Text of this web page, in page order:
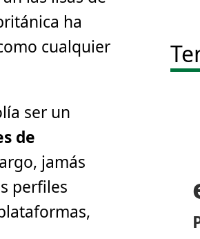
ha
cualquier
ser un
de
jamás
perfiles